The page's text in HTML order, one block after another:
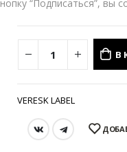
В
VERESK LABEL
“Подписаться”, вы